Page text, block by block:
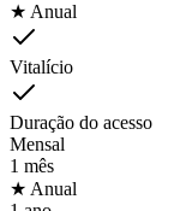
★ Anual
Vitalício
Duração do acesso
Mensal
1 mês
★ Anual